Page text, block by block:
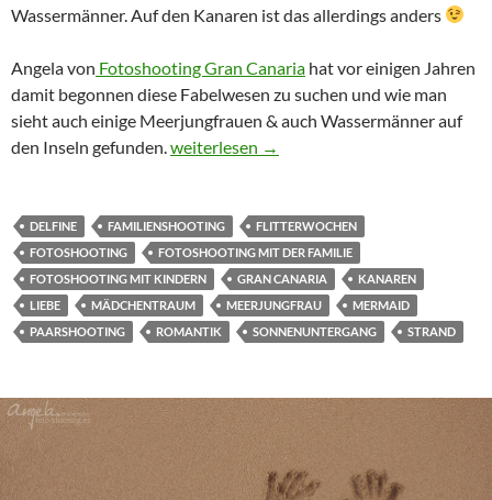
Wassermänner. Auf den Kanaren ist das allerdings anders
Angela von Fotoshooting Gran Canaria hat vor einigen Jahren
damit begonnen diese Fabelwesen zu suchen und wie man
sieht auch einige Meerjungfrauen & auch Wassermänner auf
den Inseln gefunden. Meerjungfrau – Wassermann –
weiterlesen →
DELFINE FAMILIENSHOOTING
FLITTERWOCHEN
FOTOSHOOTING
FOTOSHOOTING MIT DER FAMILIE
FOTOSHOOTING MIT KINDERN
GRAN CANARIA
KANAREN
LIEBE
MÄDCHENTRAUM MEERJUNGFRAU
MERMAID
PAARSHOOTING
ROMANTIK SONNENUNTERGANG STRAND